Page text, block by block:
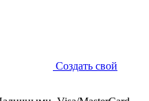
Создать свой